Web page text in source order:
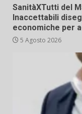
SanitàXTutti del
Inaccettabili
economiche per
5 Agosto 2026